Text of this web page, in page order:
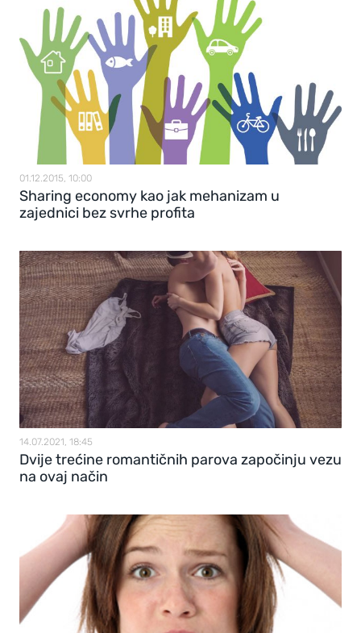
01.12.2015, 10:00
Sharing economy kao jak mehanizam u
zajednici bez svrhe profita
14.07.2021, 18:45
Dvije trećine romantičnih parova započinju vezu
na ovaj način